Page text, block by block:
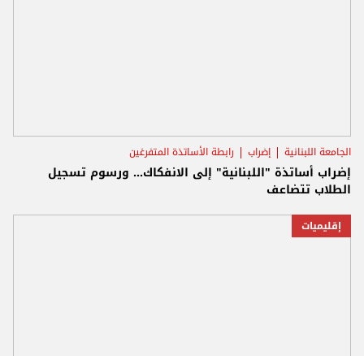
الجامعة اللبنانية إضراب رابطة الأساتذة المتفرغين
إضراب أساتذة "اللبنانية" إلى الانفكاك... ورسوم تسجيل
الطلاب تتضاعف
إقليميات